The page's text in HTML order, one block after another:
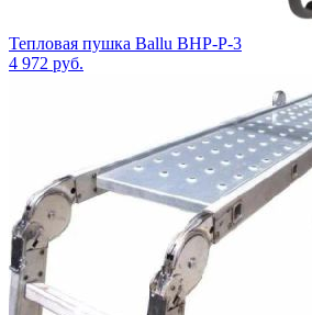
Тепловая пушка Ballu BHР-Р-3
4 972 руб.